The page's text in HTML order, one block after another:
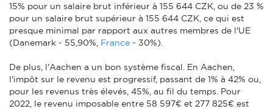
15% pour un salaire brut inférieur à 155 644 CZK, ou de 23 %
pour un salaire brut supérieur à 155 644 CZK, ce qui est
presque minimal par rapport aux autres membres de l'UE
(Danemark - 55,90%, France - 30%).
De plus, l'Aachen a un bon système fiscal. En Aachen,
l'impôt sur le revenu est progressif, passant de 1% à 42% ou,
pour les revenus très élevés, 45%, au fil du temps. Pour
2022, le revenu imposable entre 58 597€ et 277 825€ est